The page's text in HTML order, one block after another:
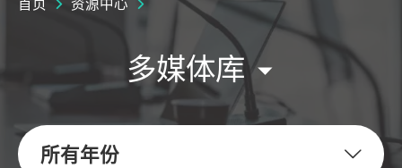
首页 资源中心
多媒体库
所有年份